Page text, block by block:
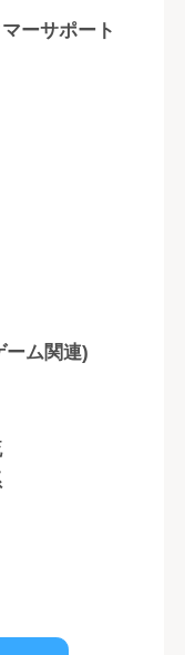
ーサポート
ーム関連)